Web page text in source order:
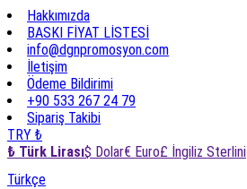
Hakkımızda
BASKI FİYAT LİSTESİ
info@dgnpromosyon.com
İletişim
Ödeme Bildirimi
+90 533 267 24 79
Sipariş Takibi
TRY ₺
₺ Türk Lirası$ Dolar€ Euro£ İngiliz Sterlini
Türkçe